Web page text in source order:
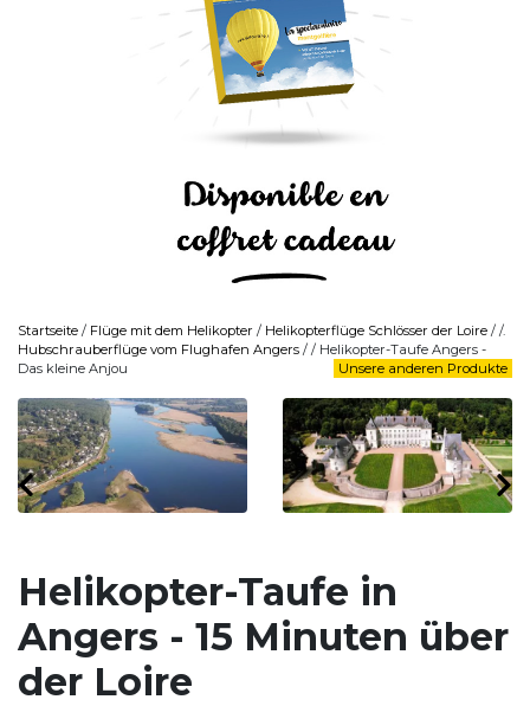
Startseite / Flüge mit dem Helikopter / Helikopterflüge Schlösser der Loire / /.
Hubschrauberflüge vom Flughafen Angers / / Helikopter-Taufe Angers -
Das kleine Anjou
Unsere anderen Produkte
Helikopter-Taufe in
Angers - 15 Minuten über
der Loire